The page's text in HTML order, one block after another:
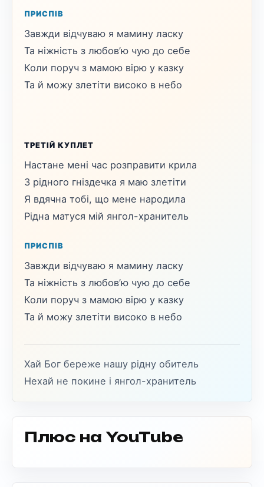
ПРИСПІВ
Завжди відчуваю я мамину ласку
Та ніжність з любов’ю чую до себе
Коли поруч з мамою вірю у казку
Та й можу злетіти високо в небо
ТРЕТІЙ КУПЛЕТ
Настане мені час розправити крила
З рідного гніздечка я маю злетіти
Я вдячна тобі, що мене народила
Рідна матуся мій янгол-хранитель
ПРИСПІВ
Завжди відчуваю я мамину ласку
Та ніжність з любов’ю чую до себе
Коли поруч з мамою вірю у казку
Та й можу злетіти високо в небо
Хай Бог береже нашу рідну обитель
Нехай не покине і янгол-хранитель
Плюс на YouTube